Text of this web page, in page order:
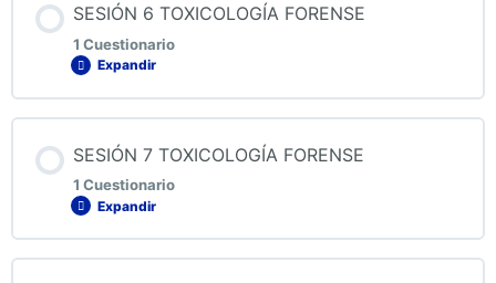
QUIZ 5 TOXICOLOGÍA FORENSE
SESIÓN 6 TOXICOLOGÍA FORENSE
1 Cuestionario
Expandir
QUIZ 6 TOXICOLOGÍA FORENSE
SESIÓN 7 TOXICOLOGÍA FORENSE
1 Cuestionario
Expandir